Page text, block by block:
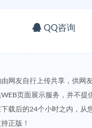
QQ咨询
网友自行上传共享，供网
页面展示服务，并不提
下载后的24个小时之内，从
正版！